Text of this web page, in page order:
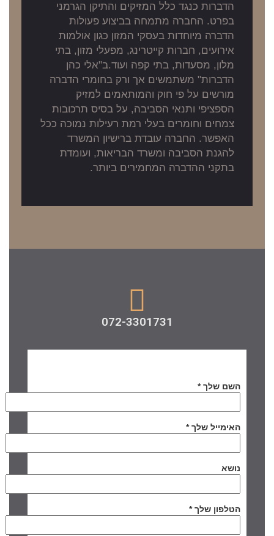
הדברות כנגד כלל המזיקים והתיקן הגרמני
בפרט. החברה מתמחה בביצוע פעולות
הדברה מיוחדות בעסקי המזון כגון אולמות
אירועים, חברות קייטרינג, מפעלי מזון, בתי
מלון, מסעדות, בתי קפה ועוד.ב"אלי כהן
הדברות" משתמשים אך ורק בחומרי הדברה
מורשים על פי חוק והמותאמים למזיק
הספציפי ותנאי הסביבה, על בסיס תרכובות
צמחים וחומרים בעלי רמת רעילות נמוכה ככל
האפשר. החברה עובדת ברישיון המשרד
להגנת הסביבה ומשרד הבריאות, ועומדת
בתקני ההדברה המחמירים ביותר.
072-3301731
השם שלך *
האימייל שלך *
הטלפון שלך *